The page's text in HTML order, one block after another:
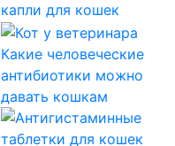
капли для кошек
Какие человеческие
антибиотики можно
давать кошкам